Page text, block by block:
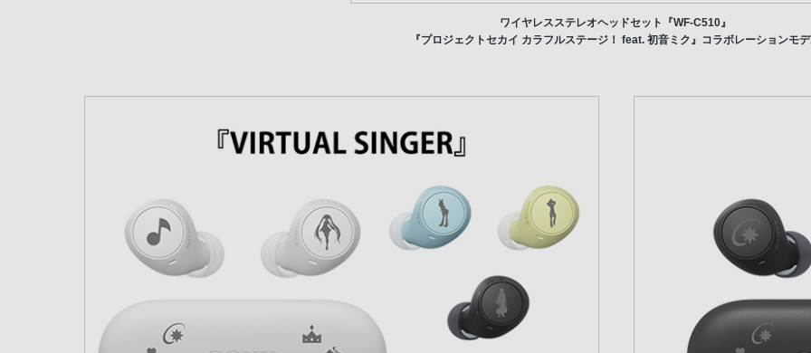
ワイヤレスステレオヘッドセット『WF-C510』
『プロジェクトセカイ カラフルステージ！ feat. 初音ミク』コラボレーションモ